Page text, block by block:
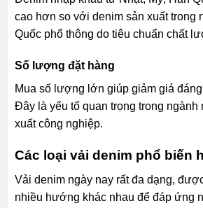
cao hơn so với denim sản xuất trong
Quốc phổ thông do tiêu chuẩn chất
Số lượng đặt hàng
Mua số lượng lớn giúp giảm giá
Đây là yếu tố quan trọng trong ngành
xuất công nghiệp.
Các loại vải denim phổ biến
Vải denim ngày nay rất đa dạng,
nhiều hướng khác nhau để đáp ứng